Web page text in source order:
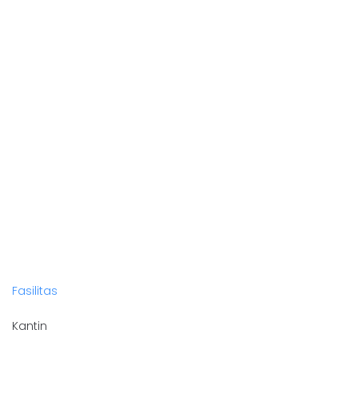
Fasilitas
Kantin